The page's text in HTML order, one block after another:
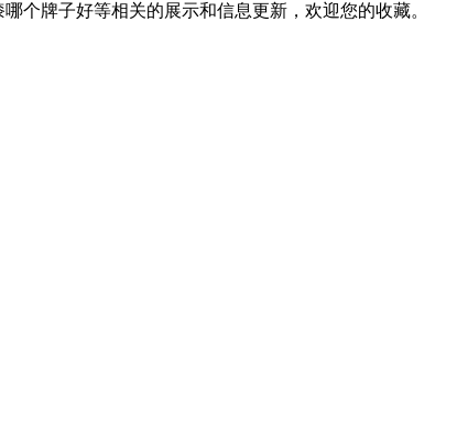
个牌子好等相关的展示和信息更新，欢迎您的收藏。